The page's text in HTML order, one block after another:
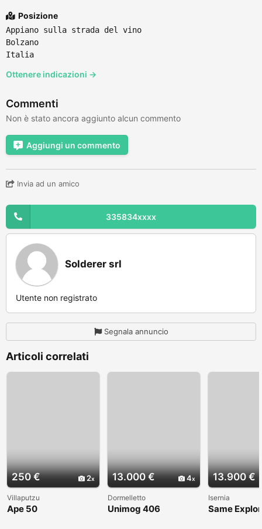
Posizione
Appiano sulla strada del vino
Bolzano
Italia
Ottenere indicazioni →
Commenti
Non è stato ancora aggiunto alcun commento
Aggiungi un commento
Invia ad un amico
335834xxxx
Solderer srl
Utente non registrato
Segnala annuncio
Articoli correlati
250 € 2
Villaputzu
Ape 50
13.000 € 4
Dormelletto
Unimog 406
13.900 €
Isernia
Same